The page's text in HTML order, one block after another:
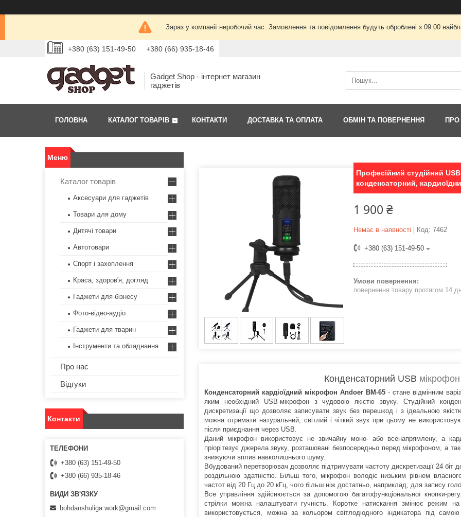
Зараз у компанії неробочий час. Замовлення та повідомлення будуть оброблені з 09:00
+380 (63) 151-49-50 +380 (66) 935-18-46
Gadget Shop - інтернет магазин
гаджетів
ГОЛОВНА КАТАЛОГ ТОВАРІВ КОНТАКТИ ДОСТАВКА ТА ОПЛАТА ОБМІН ТА ПОВЕРНЕННЯ ПРО
Професійний студійний
конденсаторний,
1 900 ₴
Немає в наявності Код: 7462
+380 (63) 151-49-50
повернення товару протягом 14
Конденсаторний USB мікрофон
Конденсаторний кардіоїдний мікрофон Andoer BM-65 - стане відмінним
яким необхідний USB-мікрофон з чудовою якістю звуку. Студійний
дискретизації що дозволяє записувати звук без перешкод і з ідеальною
можна отримати натуральний, світлий і чіткий звук при цьому не
після приєднання через USB.
Даний мікрофон використовує не звичайну моно- або всенапрямлену, а
пріорітезує джерела звуку, розташовані безпосередньо перед мікрофоном, а
знижуючи вплив навколишнього шуму.
Вбудований перетворювач дозволяє підтримувати частоту дискретизації 24
роздільною здатністю. Більш того, мікрофон володіє низьким рівнем
частот від 20 Гц до 20 кГц, чого більш ніж достатньо, наприклад, для запису
Все управління здійснюється за допомогою багатофункціональної кнопки-
стрілки можна налаштувати гучність. Коротке натискання змінює режим
використовується, можна за кольором світлодіодного індикатора під
Каталог товарів
Аксесуари для гаджетів
Товари для дому
Дитячі товари
Автотовари
Спорт і захоплення
Краса, здоров'я, догляд
Гаджети для бізнесу
Фото-відео-аудіо
Гаджети для тварин
Інструменти та обладнання
Про нас
Відгуки
Контакти
+380 (63) 151-49-50
+380 (66) 935-18-46
bohdanshuliga.work@gmail.com